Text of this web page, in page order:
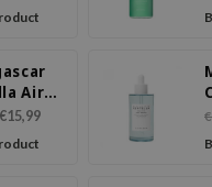
Air-
€15,99